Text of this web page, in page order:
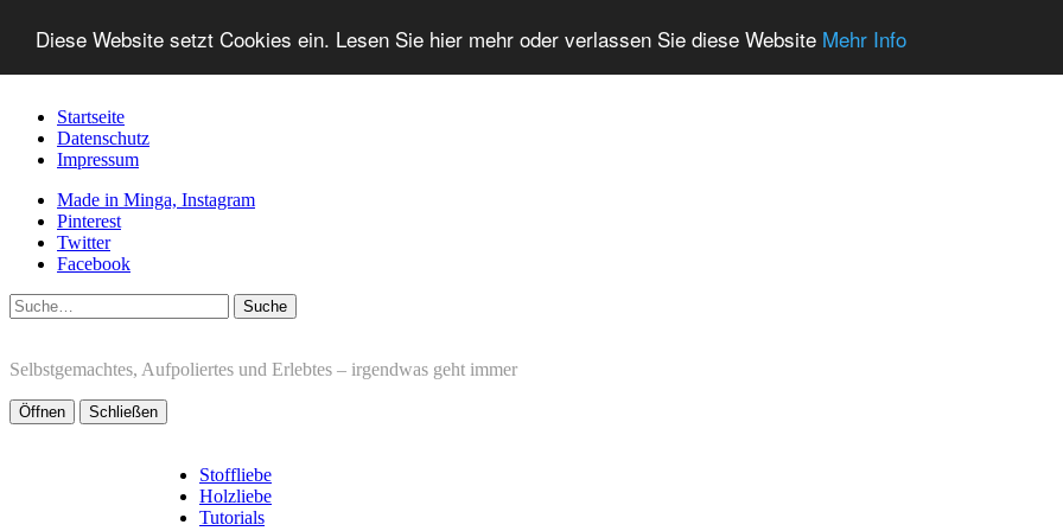
Diese Website setzt Cookies ein. Lesen Sie hier mehr oder verlassen Sie diese Website Mehr Info
Startseite
Datenschutz
Impressum
Made in Minga, Instagram
Pinterest
Twitter
Facebook
Suche
Selbstgemachtes, Aufpoliertes und Erlebtes – irgendwas geht immer
Öffnen Schließen
Stoffliebe
Holzliebe
Tutorials